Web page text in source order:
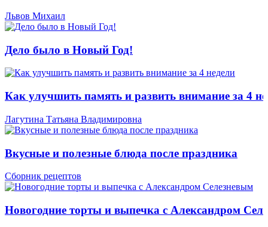
Львов Михаил
Дело было в Новый Год!
Как улучшить память и развить внимание за 4
Лагутина Татьяна Владимировна
Вкусные и полезные блюда после праздника
Сборник рецептов
Новогодние торты и выпечка с Александром